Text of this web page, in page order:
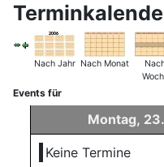
Nach Jahr Nach Monat
Events für
Montag,
Keine Termine